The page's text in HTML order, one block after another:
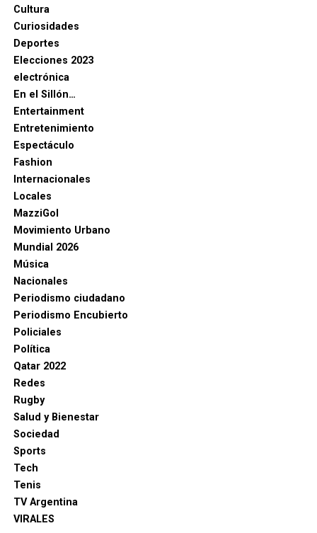
Cultura
Curiosidades
Deportes
Elecciones 2023
electrónica
En el Sillón…
Entertainment
Entretenimiento
Espectáculo
Fashion
Internacionales
Locales
MazziGol
Movimiento Urbano
Mundial 2026
Música
Nacionales
Periodismo ciudadano
Periodismo Encubierto
Policiales
Política
Qatar 2022
Redes
Rugby
Salud y Bienestar
Sociedad
Sports
Tech
Tenis
TV Argentina
VIRALES